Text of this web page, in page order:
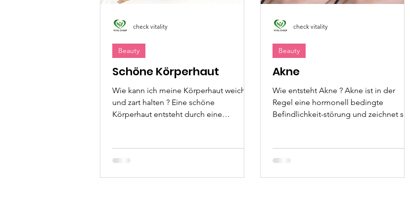
Schöne Körperhaut
Wie kann ich meine Körperhaut weich
und zart halten ? Eine schöne
Körperhaut entsteht durch eine
Beauty
check vitality
Akne
Wie entsteht Akne ? Akne ist in der
Regel eine hormonell bedingte
Befindlichkeit-störung und zeichnet sich
Beauty
check vitality